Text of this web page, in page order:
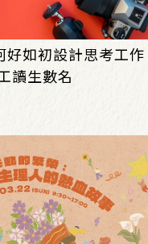
好如初設計思考工作
讀生數名